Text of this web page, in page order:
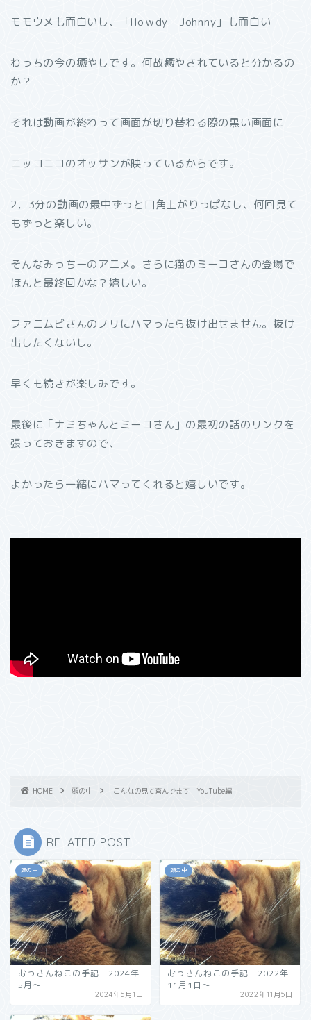
モモウメも面白いし、「Hoｗdy Johnny」も面白い
わっちの今の癒やしです。何故癒やされていると分かるの
か？
それは動画が終わって画面が切り替わる際の黒い画面に
ニッコニコのオッサンが映っているからです。
2，3分の動画の最中ずっと口角上がりっぱなし、何回見て
もずっと楽しい。
そんなみっちーのアニメ。さらに猫のミーコさんの登場で
ほんと最終回かな？嬉しい。
ファニムビさんのノリにハマったら抜け出せません。抜け
出したくないし。
早くも続きが楽しみです。
最後に「ナミちゃんとミーコさん」の最初の話のリンクを
張っておきますので、
よかったら一緒にハマってくれると嬉しいです。
HOME 頭の中 こんなの見て喜んでます YouTube編
RELATED POST
頭の中
おっさんねこの手記 2024年
5月〜
2024年5月1日
頭の中
おっさんねこの手記 2022年
11月1日〜
2022年11月5日